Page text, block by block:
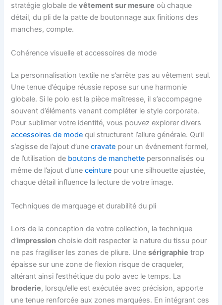
stratégie globale devêtement sur mesure où chaque
détail, du pli de la patte de boutonnage aux finitions des
manches, compte.
Cohérence visuelle et accessoires de mode
La personnalisation textile ne s’arrête pas au vêtement seul.
Une tenue d’équipe réussie repose sur une harmonie
globale. Si le polo est la pièce maîtresse, il s’accompagne
souvent d’éléments venant compléter le style corporate.
Pour sublimer votre identité, vous pouvez explorer divers
accessoires de mode qui structurent l’allure générale. Qu’il
s’agisse de l’ajout d’unecravate pour un événement formel,
de l’utilisation de boutons de manchette personnalisés ou
même de l’ajout d’uneceinture pour une silhouette ajustée,
chaque détail influence la lecture de votre image.
Techniques de marquage et durabilité du pli
Lors de la conception de votre collection, la technique
d’impression choisie doit respecter la nature du tissu pour
ne pas fragiliser les zones de pliure. Unesérigraphie trop
épaisse sur une zone de flexion risque de craqueler,
altérant ainsi l’esthétique du polo avec le temps. La
broderie, lorsqu’elle est exécutée avec précision, apporte
une tenue renforcée aux zones marquées. En intégrant ces